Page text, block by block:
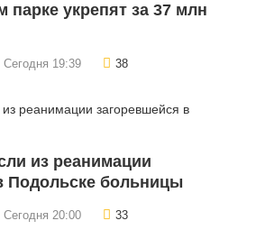
парке укрепят за 37 млн
Сегодня 19:39 38
из реанимации
Подольске больницы
Сегодня 20:00 33